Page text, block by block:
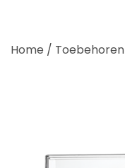
Home / Toebehoren